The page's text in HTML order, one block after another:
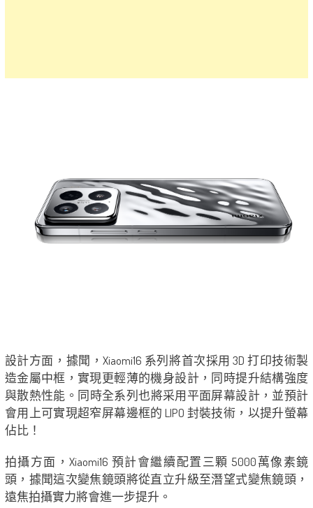
設計方面，據聞，Xiaomi16 系列將首次採用 3D 打印技術製
造金屬中框，實現更輕薄的機身設計，同時提升結構強度
與散熱性能。 同時全系列也將采用平面屏幕設計，並預計
會用上可實現超窄屏幕邊框的 LIPO 封裝技術，以提升螢幕
佔比！
拍攝方面，Xiaomi16 預計會繼續配置三顆 5000萬像素鏡
頭，據聞這次變焦鏡頭將從直立升級至潛望式變焦鏡頭，
遠焦拍攝實力將會進一步提升。